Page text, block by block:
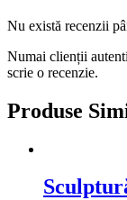
Nu există recenzii
Numai clienții
scrie o recenzie.
Produse